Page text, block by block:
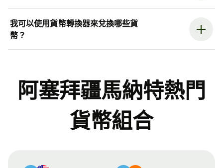
我可以使用貨幣轉換器來兌換哪些貨
幣？
阿塞拜疆馬納特熱門
貨幣組合